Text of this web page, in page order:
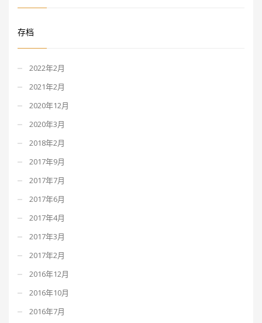
存档
2022年2月
2021年2月
2020年12月
2020年3月
2018年2月
2017年9月
2017年7月
2017年6月
2017年4月
2017年3月
2017年2月
2016年12月
2016年10月
2016年7月